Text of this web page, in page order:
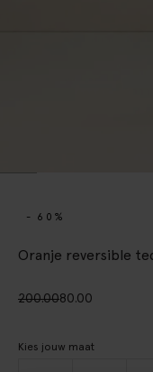
- 60%
Oranje reversible
200.0080.00
Kies jouw maat